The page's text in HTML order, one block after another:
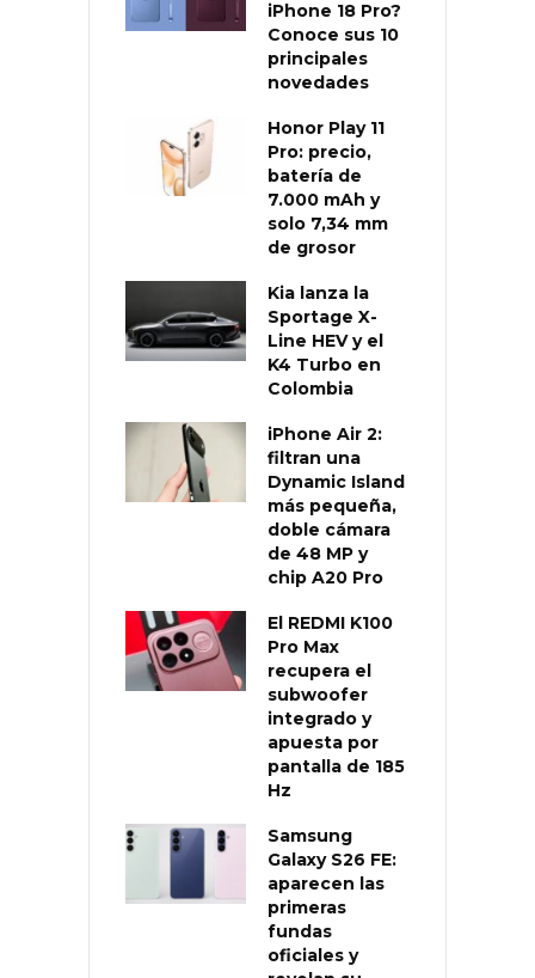
iPhone 18 Pro?
Conoce sus 10
principales
novedades
Honor Play 11
Pro: precio,
batería de
7.000 mAh y
solo 7,34 mm
de grosor
Kia lanza la
Sportage X-
Line HEV y el
K4 Turbo en
Colombia
iPhone Air 2:
filtran una
Dynamic Island
más pequeña,
doble cámara
de 48 MP y
chip A20 Pro
El REDMI K100
Pro Max
recupera el
subwoofer
integrado y
apuesta por
pantalla de 185
Hz
Samsung
Galaxy S26 FE:
aparecen las
primeras
fundas
oficiales y